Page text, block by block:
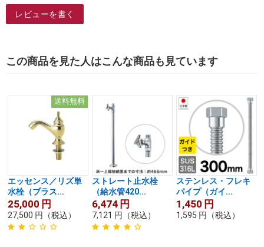
レビューを書く
この商品を見た人はこんな商品も見ています
送料無料
エッセンス／リズ単
水栓（ブラス...
25,000 円
27,500 円 （税込）
ストレート止水栓
（給水管420...
6,474 円
7,121 円 （税込）
ステンレス・フレキ
パイプ（ガイ...
1,450 円
1,595 円 （税込）